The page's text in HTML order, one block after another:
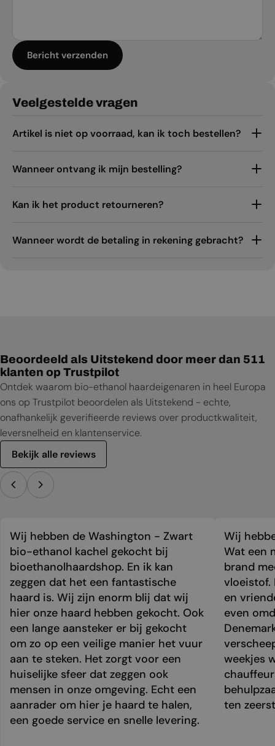
Bericht verzenden
Veelgestelde vragen
Artikel is niet op voorraad, kan ik toch bestellen?
Wanneer ontvang ik mijn bestelling?
Kan ik het product retourneren?
Wanneer wordt de betaling in rekening gebracht?
Beoordeeld als Uitstekend door meer dan 511
klanten op Trustpilot
Ontdek waarom bio-ethanol haardeigenaren in heel Europa
ons op Trustpilot beoordelen als Uitstekend - echte,
onafhankelijk geverifieerde reviews over productkwaliteit,
leversnelheid en klantenservice.
Bekijk alle reviews
Wij hebben de Washington - Zwart
bio-ethanol kachel gekocht bij
bioethanolhaardshop. En ik kan
zeggen dat het een fantastische
haard is. Wij zijn enorm blij dat wij
hier onze haard hebben gekocht. Ook
een lange aansteker er bij gekocht
om zo op een veilige manier het vuur
aan te steken. Het zorgt voor een
huiselijke sfeer dat zeggen ook
mensen in onze omgeving. Echt een
aanrader om hier je haard te halen,
een goede service en snelle levering.
Wij
Wat een
brand
vloeistof.
en
even
weekjes
ten